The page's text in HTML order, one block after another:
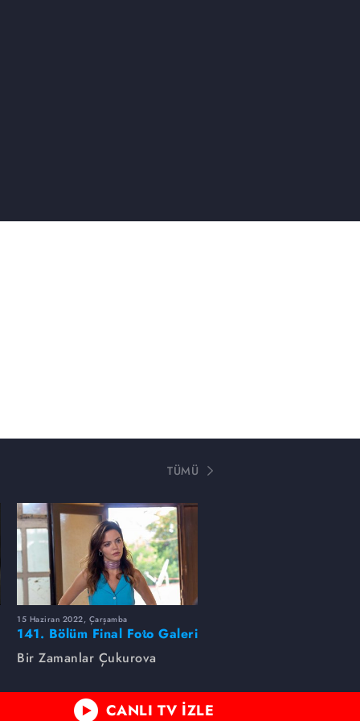
TÜMÜ
15 Haziran 2022, Çarşamba
141. Bölüm Final Foto Galeri
Bir Zamanlar Çukurova
CANLI TV İZLE